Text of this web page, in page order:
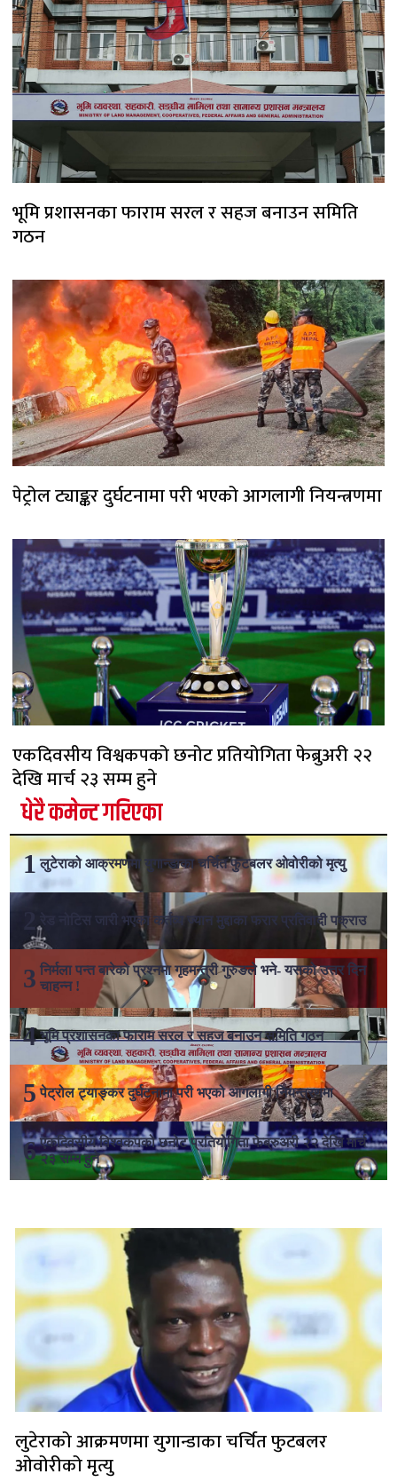
भूमि प्रशासनका फाराम सरल र सहज बनाउन समिति
गठन
पेट्रोल ट्याङ्कर दुर्घटनामा परी भएको आगलागी नियन्त्रणमा
एकदिवसीय विश्वकपको छनोट प्रतियोगिता फेब्रुअरी २२
देखि मार्च २३ सम्म हुने
धेरै कमेन्ट गरिएका
लुटेराको आक्रमणमा युगान्डाका चर्चित फुटबलर ओवोरीको मृत्यु
रेड नोटिस जारी भएका कर्तव्य ज्यान मुद्दाका फरार प्रतिवादी पक्राउ
निर्मला पन्त बारेको प्रश्नमा गृहमन्त्री गुरुङले भने- यसको उत्तर दिन
चाहन्न !
भूमि प्रशासनका फाराम सरल र सहज बनाउन समिति गठन
पेट्रोल ट्याङ्कर दुर्घटनामा परी भएको आगलागी नियन्त्रणमा
एकदिवसीय विश्वकपको छनोट प्रतियोगिता फेब्रुअरी २२ देखि मार्च
२३ सम्म हुने
लुटेराको आक्रमणमा युगान्डाका चर्चित फुटबलर
ओवोरीको मृत्यु